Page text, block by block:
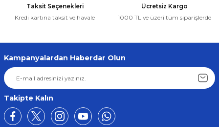
Taksit Seçenekleri
Kredi kartına taksit ve havale
Ücretsiz Kargo
1000 TL ve üzeri tüm siparişlerde
Kampanyalardan Haberdar Olun
Takipte Kalın